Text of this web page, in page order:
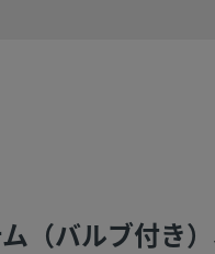
（バルブ付き